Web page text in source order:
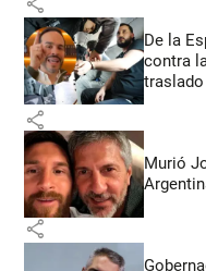
De la
contra
traslado
share
Murió
share